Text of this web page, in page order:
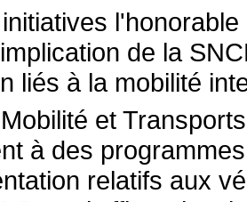
de la
liés à la mobilité
et
à des
relatifs aux